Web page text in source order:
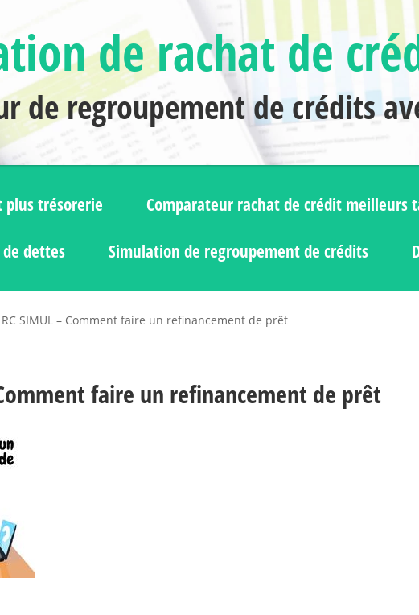
de rachat de
de regroupement de crédits
plus trésorerie Comparateur rachat de crédit meilleurs
dettes Simulation de regroupement de crédits
RC SIMUL – Comment faire un refinancement de prêt
faire un refinancement de prêt